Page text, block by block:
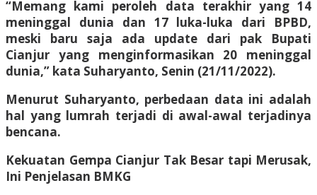
“Memang kami peroleh data terakhir yang 14
meninggal dunia dan 17 luka-luka dari BPBD,
meski baru saja ada update dari pak Bupati
Cianjur yang menginformasikan 20 meninggal
dunia,” kata Suharyanto, Senin (21/11/2022).
Menurut Suharyanto, perbedaan data ini adalah
hal yang lumrah terjadi di awal-awal terjadinya
bencana.
Kekuatan Gempa Cianjur Tak Besar tapi Merusak,
Ini Penjelasan BMKG